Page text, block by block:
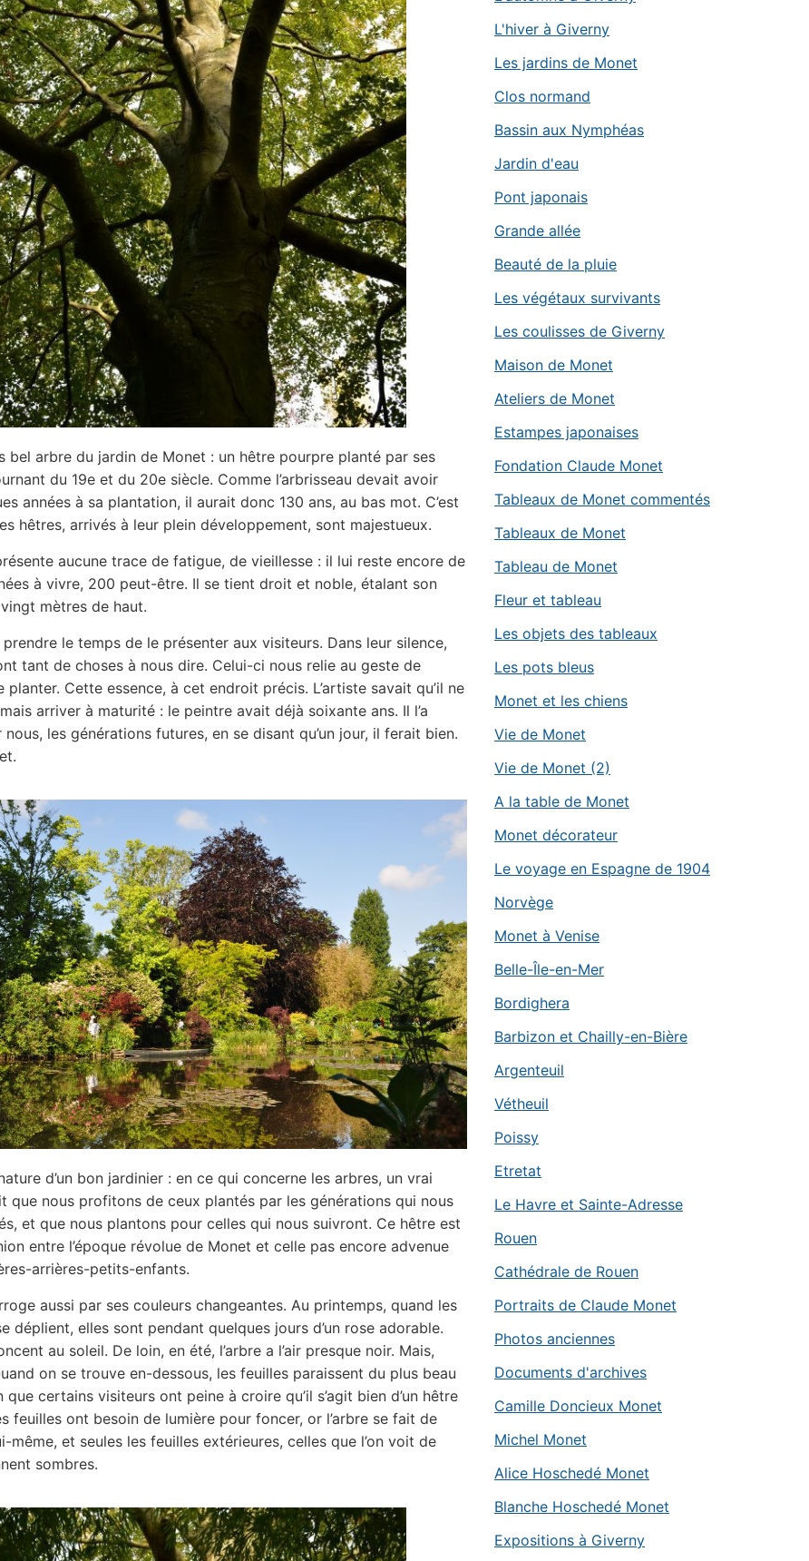
bel arbre du jardin de Monet : un hêtre pourpre planté par ses
du 19e et du 20e siècle. Comme l’arbrisseau devait avoir
années à sa plantation, il aurait donc 130 ans, au bas mot. C’est
hêtres, arrivés à leur plein développement, sont majestueux.
aucune trace de fatigue, de vieillesse : il lui reste encore de
à vivre, 200 peut-être. Il se tient droit et noble, étalant son
mètres de haut.
prendre le temps de le présenter aux visiteurs. Dans leur silence,
tant de choses à nous dire. Celui-ci nous relie au geste de
planter. Cette essence, à cet endroit précis. L’artiste savait qu’il ne
arriver à maturité : le peintre avait déjà soixante ans. Il l’a
les générations futures, en se disant qu’un jour, il ferait bien.
d’un bon jardinier : en ce qui concerne les arbres, un vrai
que nous profitons de ceux plantés par les générations qui nous
et que nous plantons pour celles qui nous suivront. Ce hêtre est
entre l’époque révolue de Monet et celle pas encore advenue
arrières-petits-enfants.
aussi par ses couleurs changeantes. Au printemps, quand les
déplient, elles sont pendant quelques jours d’un rose adorable.
au soleil. De loin, en été, l’arbre a l’air presque noir. Mais,
on se trouve en-dessous, les feuilles paraissent du plus beau
certains visiteurs ont peine à croire qu’il s’agit bien d’un hêtre
feuilles ont besoin de lumière pour foncer, or l’arbre se fait de
même, et seules les feuilles extérieures, celles que l’on voit de
sombres.
L'hiver à Giverny
Les jardins de Monet
Clos normand
Bassin aux Nymphéas
Jardin d'eau
Pont japonais
Grande allée
Beauté de la pluie
Les végétaux survivants
Les coulisses de Giverny
Maison de Monet
Ateliers de Monet
Estampes japonaises
Fondation Claude Monet
Tableaux de Monet commentés
Tableaux de Monet
Tableau de Monet
Fleur et tableau
Les objets des tableaux
Les pots bleus
Monet et les chiens
Vie de Monet
Vie de Monet (2)
A la table de Monet
Monet décorateur
Le voyage en Espagne de 1904
Norvège
Monet à Venise
Belle-Île-en-Mer
Bordighera
Barbizon et Chailly-en-Bière
Argenteuil
Vétheuil
Poissy
Etretat
Le Havre et Sainte-Adresse
Rouen
Cathédrale de Rouen
Portraits de Claude Monet
Photos anciennes
Documents d'archives
Camille Doncieux Monet
Michel Monet
Alice Hoschedé Monet
Blanche Hoschedé Monet
Expositions à Giverny